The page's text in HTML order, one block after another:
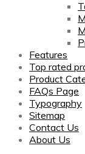
Features
Top rated
Product
FAQs Page
Typography
Sitemap
Contact Us
About Us